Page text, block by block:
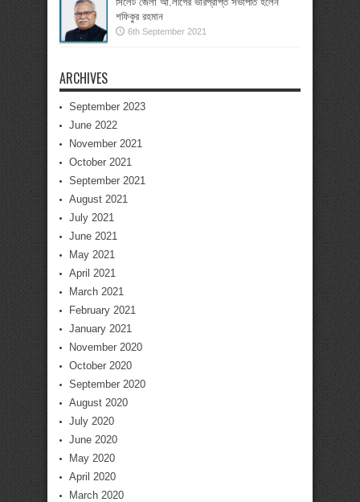
শফিকুর রহমান
6th September 2021
ARCHIVES
September 2023
June 2022
November 2021
October 2021
September 2021
August 2021
July 2021
June 2021
May 2021
April 2021
March 2021
February 2021
January 2021
November 2020
October 2020
September 2020
August 2020
July 2020
June 2020
May 2020
April 2020
March 2020